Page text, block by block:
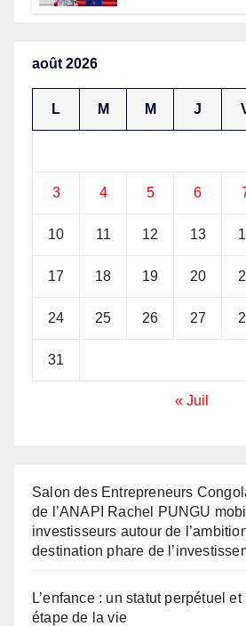
août 2026
L M M J
3 4 5 6
10 11 12 13
17 18 19 20
24 25 26 27
31
« Juil
Salon des Entrepreneurs
de l’ANAPI Rachel PUNGU
investisseurs autour de
destination phare de
L’enfance : un statut perpétuel
étape de la vie